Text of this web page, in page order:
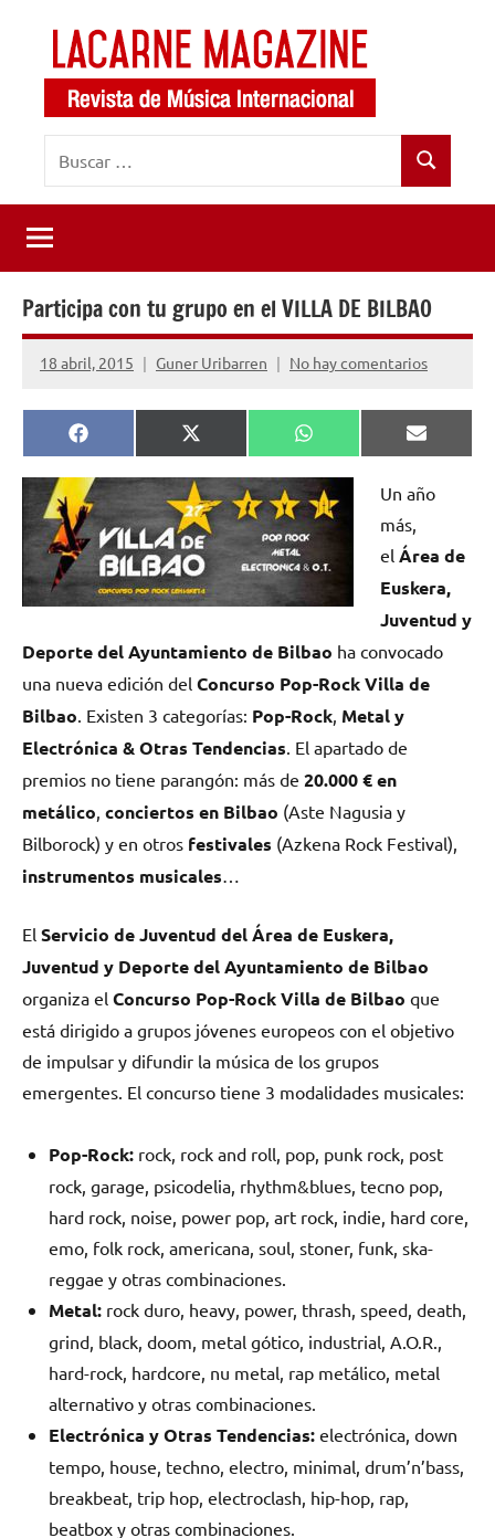
contenido
LaCarne
Magazine
de
música
internacional
Buscar
Participa con tu grupo en el VILLA DE BILBAO
18 abril, 2015 Guner Uribarren No hay comentarios
Compartir
en
Facebook
Compartir
en
X
(Twitter)
Compartir
en
WhatsApp
en
Email
Un año
más,
el Área de
Euskera,
Juventud y
Deporte del Ayuntamiento de Bilbao ha convocado
una nueva edición del Concurso Pop-Rock Villa de
Bilbao . Existen 3 categorías: Pop-Rock Metal y
Electrónica & Otras Tendencias . El apartado de
premios no tiene parangón: más de 20.000 € en
metálico conciertos en Bilbao (Aste Nagusia y
Bilborock) y en otros festivales (Azkena Rock Festival),
instrumentos musicales
El Servicio de Juventud del Área de Euskera,
Juventud y Deporte del Ayuntamiento de Bilbao
organiza el Concurso Pop-Rock Villa de Bilbao que
está dirigido a grupos jóvenes europeos con el objetivo
de impulsar y difundir la música de los grupos
emergentes. El concurso tiene 3 modalidades musicales:
Pop-Rock: rock, rock and roll, pop, punk rock, post
rock, garage, psicodelia, rhythm&blues, tecno pop,
hard rock, noise, power pop, art rock, indie, hard core,
emo, folk rock, americana, soul, stoner, funk, ska-
reggae y otras combinaciones.
Metal: rock duro, heavy, power, thrash, speed, death,
grind, black, doom, metal gótico, industrial, A.O.R.,
hard-rock, hardcore, nu metal, rap metálico, metal
alternativo y otras combinaciones.
Electrónica y Otras Tendencias: electrónica, down
tempo, house, techno, electro, minimal, drum’n’bass,
breakbeat, trip hop, electroclash, hip-hop, rap,
beatbox y otras combinaciones.